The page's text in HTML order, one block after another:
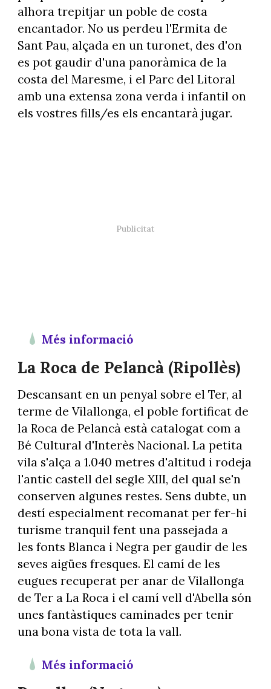
alhora trepitjar un poble de costa
encantador. No us perdeu l'Ermita de
Sant Pau, alçada en un turonet, des d'on
es pot gaudir d'una panoràmica de la
costa del Maresme, i el Parc del Litoral
amb una extensa zona verda i infantil on
els vostres fills/es els encantarà jugar.
Més informació
La Roca de Pelancà (Ripollès)
Descansant en un penyal sobre el Ter, al
terme de Vilallonga, el poble fortificat de
la Roca de Pelancà està catalogat com a
Bé Cultural d'Interès Nacional. La petita
vila s'alça a 1.040 metres d'altitud i rodeja
l'antic castell del segle XIII, del qual se'n
conserven algunes restes. Sens dubte, un
destí especialment recomanat per fer-hi
turisme tranquil fent una passejada a
les fonts Blanca i Negra per gaudir de les
seves aigües fresques. El camí de les
eugues recuperat per anar de Vilallonga
de Ter a La Roca i el camí vell d'Abella són
unes fantàstiques caminades per tenir
una bona vista de tota la vall.
Més informació